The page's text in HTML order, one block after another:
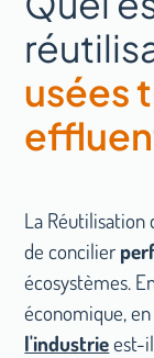
lieux de
secteur.
Mise
Étude
usées
La Réutilisation
de concilier
écosystèmes.
économique,
l'industrieest-